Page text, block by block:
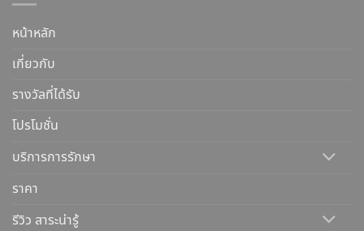
หน้าหลัก
เกี่ยวกับ
รางวัลที่ได้รับ
โปรโมชั่น
บริการการรักษา
ราคา
รีวิว สาระน่ารู้